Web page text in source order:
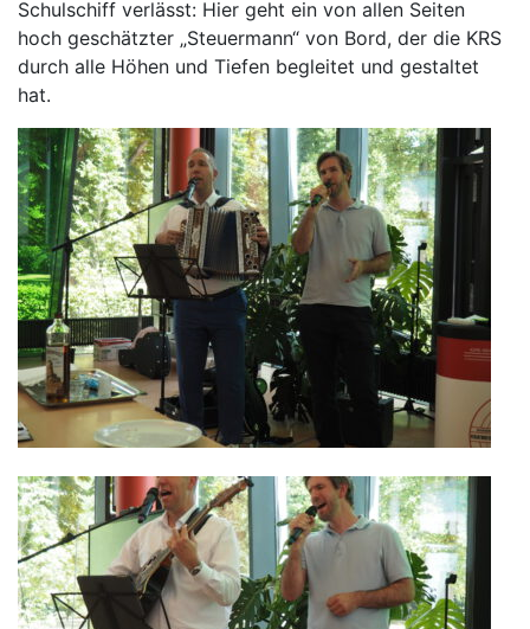
Schulschiff verlässt: Hier geht ein von allen Seiten
hoch geschätzter „Steuermann“ von Bord, der die KRS
durch alle Höhen und Tiefen begleitet und gestaltet
hat.